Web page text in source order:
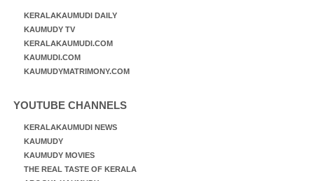
KERALAKAUMUDI DAILY
KAUMUDY TV
KERALAKAUMUDI.COM
KAUMUDI.COM
KAUMUDYMATRIMONY.COM
YOUTUBE CHANNELS
KERALAKAUMUDI NEWS
KAUMUDY
KAUMUDY MOVIES
THE REAL TASTE OF KERALA